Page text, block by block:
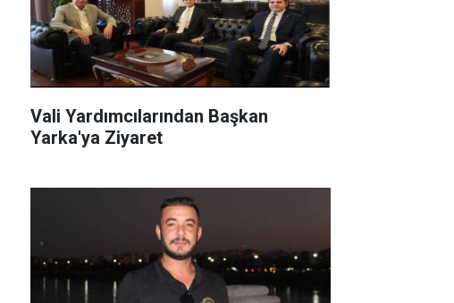
Vali Yardımcılarından Başkan
Yarka'ya Ziyaret